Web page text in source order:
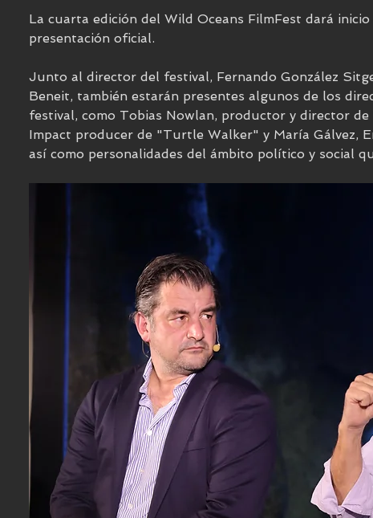
La cuarta edición del Wild Oceans FilmFest dará
presentación oficial.
Junto al director del festival, Fernando González
Beneit, también estarán presentes algunos de los
festival, como Tobias Nowlan, productor y director
Impact producer de "Turtle Walker" y María Gálvez,
así como personalidades del ámbito político y social